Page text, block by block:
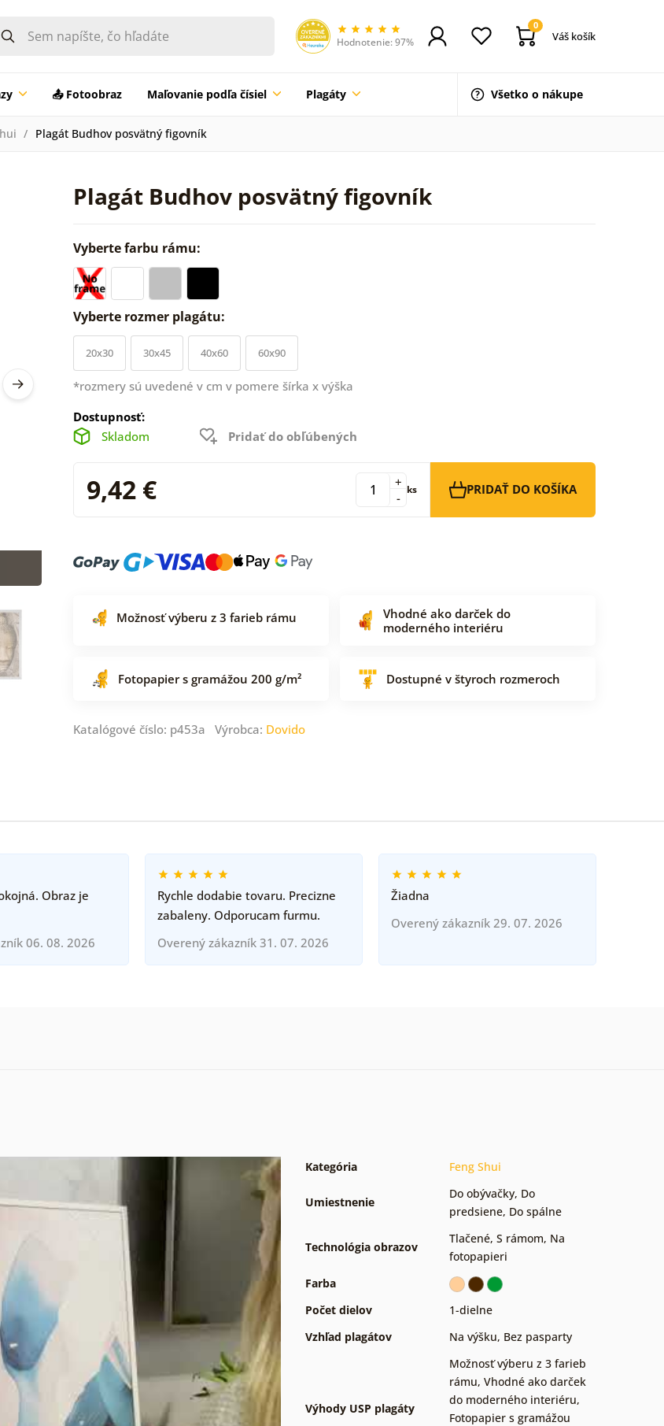
Hodnotenie: 97%
0
Váš košík
📤 Fotoobraz Maľovanie podľa čísiel Plagáty Všetko o nákupe
Plagát Budhov posvätný figovník
Plagát Budhov posvätný figovník
Vyberte farbu rámu:
Vyberte rozmer plagátu:
20x30 30x45 40x60 60x90
*rozmery sú uvedené v cm v pomere šírka x výška
Dostupnosť:
Skladom
Pridať do obľúbených
9,42 € -
+ ks PRIDAŤ DO KOŠÍKA
Možnosť výberu z 3 farieb rámu
Vhodné ako darček do
moderného interiéru
Fotopapier s gramážou 200 g/m² Dostupné v štyroch rozmeroch
Katalógové číslo: p453a Výrobca: Dovido
Obraz je
06. 08. 2026
Rychle dodabie tovaru. Precizne
zabaleny. Odporucam furmu.
Overený zákazník 31. 07. 2026
Žiadna
Overený zákazník 29. 07. 2026
Kategória Feng Shui
Umiestnenie
Do obývačky, Do
predsiene, Do spálne
Technológia obrazov
Tlačené, S rámom, Na
fotopapieri
Farba
Počet dielov
1-dielne
Vzhľad plagátov
Na výšku, Bez pasparty
Výhody USP plagáty
Možnosť výberu z 3 farieb
rámu, Vhodné ako darček
do moderného interiéru,
Fotopapier s gramážou